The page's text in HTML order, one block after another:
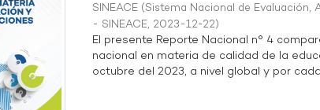
SINEACE (Sistema Nacional de
- SINEACE, 2023-12-22)
El presente Reporte Nacional n° 4
nacional en materia de calidad de la
octubre del 2023, a nivel global y por cada